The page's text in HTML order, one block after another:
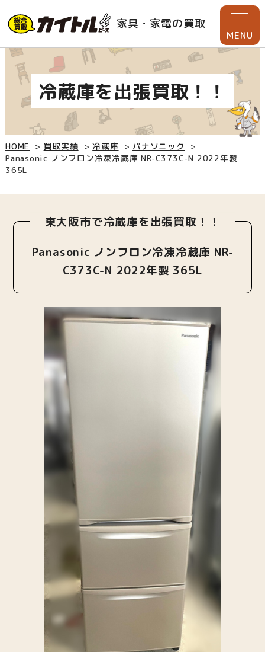
家具・家電の買取
MENU
冷蔵庫を出張買取！！
HOME 買取実績 冷蔵庫
パナソニック
Panasonic ノンフロン冷凍冷蔵庫 NR-C373C-N 2022年製
365L
東大阪市で冷蔵庫を出張買取！！
Panasonic ノンフロン冷凍冷蔵庫 NR-
C373C-N 2022年製 365L